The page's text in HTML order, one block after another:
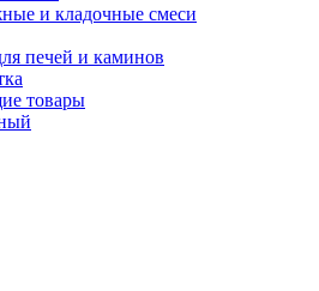
и кладочные смеси
печей и каминов
товары